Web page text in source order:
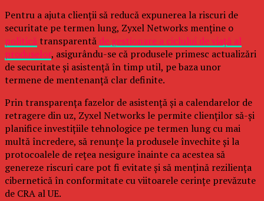
Pentru a ajuta clienții să reducă expunerea la riscuri de
securitate pe termen lung, Zyxel Networks menține o
politică transparentă de gestionare a ciclului de viață al
produselor, asigurându-se că produsele primesc actualizări
de securitate și asistență în timp util, pe baza unor
termene de mentenanță clar definite.
Prin transparența fazelor de asistență și a calendarelor de
retragere din uz, Zyxel Networks le permite clienților să-și
planifice investițiile tehnologice pe termen lung cu mai
multă încredere, să renunțe la produsele învechite și la
protocoalele de rețea nesigure înainte ca acestea să
genereze riscuri care pot fi evitate și să mențină reziliența
cibernetică în conformitate cu viitoarele cerințe prevăzute
de CRA al UE.